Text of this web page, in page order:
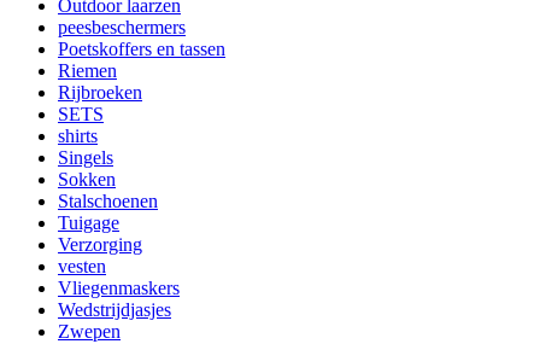
Outdoor laarzen
peesbeschermers
Poetskoffers en tassen
Riemen
Rijbroeken
SETS
shirts
Singels
Sokken
Stalschoenen
Tuigage
Verzorging
vesten
Vliegenmaskers
Wedstrijdjasjes
Zwepen